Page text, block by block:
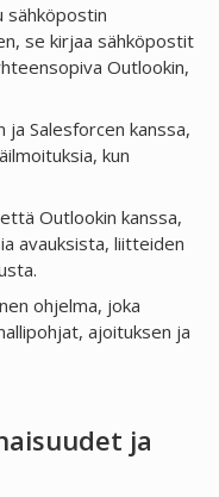
sähköpostin
se kirjaa sähköpostit
Outlookin,
ja Salesforcen kanssa,
kun
Outlookin kanssa,
avauksista, liitteiden
ohjelma, joka
ajoituksen ja
ja